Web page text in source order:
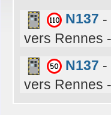
N137 -
vers Rennes -
N137 -
vers Rennes -